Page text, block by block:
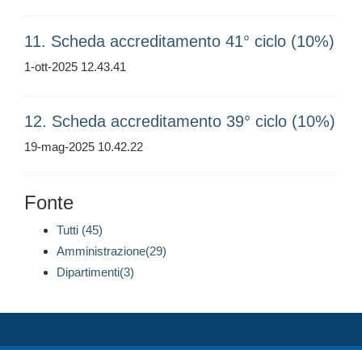
11. Scheda accreditamento 41° ciclo (10%)
1-ott-2025 12.43.41
12. Scheda accreditamento 39° ciclo (10%)
19-mag-2025 10.42.22
Fonte
Tutti (45)
Amministrazione(29)
Dipartimenti(3)